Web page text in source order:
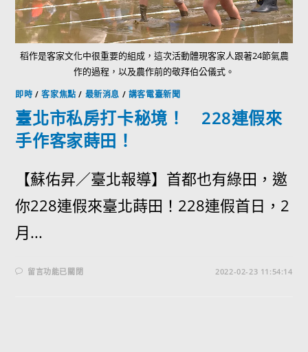
稻作是客家文化中很重要的組成，這次活動體現客家人跟著24節氣農
作的過程，以及農作前的敬拜伯公儀式。
即時 /客家焦點 / 最新消息 / 講客電臺新聞
臺北市私房打卡秘境！ 228連假來
手作客家蒔田！
【蘇佑昇／臺北報導】首都也有綠田，邀
你228連假來臺北蒔田！228連假首日，2
月...
留言功能已關閉 2022-02-23 11:54:14